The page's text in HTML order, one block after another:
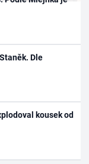
Dle
kousek od